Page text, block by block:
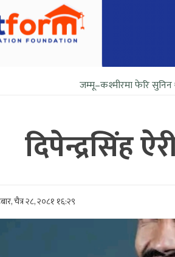
जम्मू–कश्मीरमा फेरि सुनिन थाल्यो गोली र
दिपेन्द्रसिंह
चैत्र २८, २०८१ १६:२९